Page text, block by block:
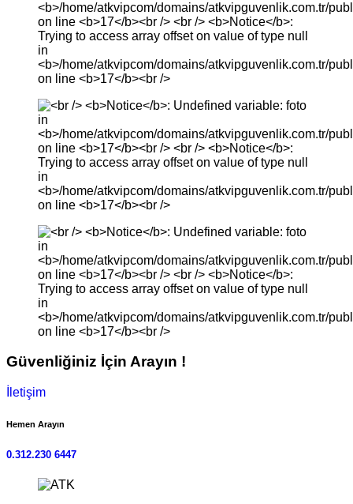
Güvenliğiniz İçin Arayın !
İletişim
Hemen Arayın
0.312.230 6447